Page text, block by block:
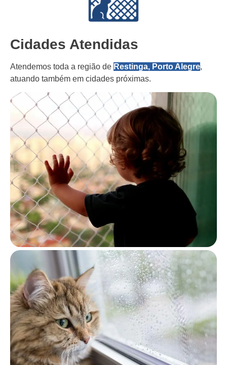
Cidades Atendidas
Atendemos toda a região de Restinga, Porto Alegre,
atuando também em cidades próximas.